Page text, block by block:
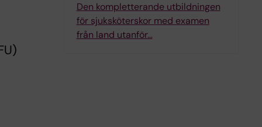
Den kompletterande utbildningen
för sjuksköterskor med examen
från land utanför…